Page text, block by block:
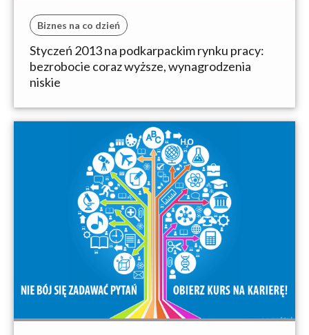
Biznes na co dzień
Styczeń 2013 na podkarpackim rynku pracy:
bezrobocie coraz wyższe, wynagrodzenia
niskie